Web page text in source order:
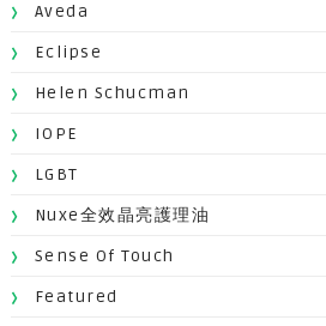
Aveda
Eclipse
Helen Schucman
IOPE
LGBT
Nuxe全效晶亮護理油
Sense Of Touch
Featured